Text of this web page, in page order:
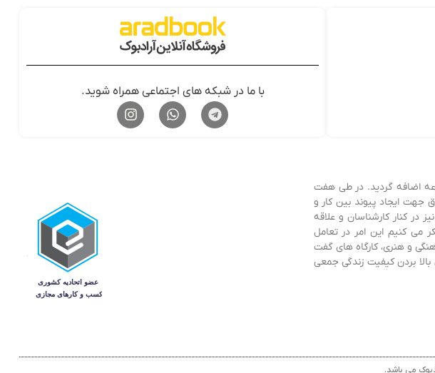
با ما در شبکه های اجتماعی همراه شوید.
مجموعه اضافه گردید. در طی هفت
مجموعه به متراژ 250 متر افتتاح گردید. اشتیاق جهت ایجاد پیوند بین کار و
در کنار کارشناسان و علاقه
می کنیم این امر در تعامل
و هنری، کارگاه های گفت
بردن کیفیت زندگی جمعی
می باشد.